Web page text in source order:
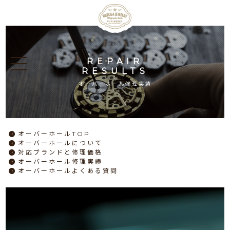
REPAIR
RESULTS
オーバーホール修理実績
オーバーホールTOP
オーバーホール について
対応ブランドと修理価格
オーバーホール修理実績
オーバーホール よくある質問